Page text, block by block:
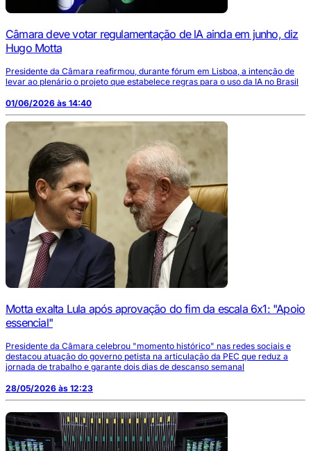
Câmara deve votar regulamentação de lA ainda em junho, diz
Hugo Motta
Presidente da Câmara reafirmou, durante fórum em Lisboa, a intenção de
levar ao plenário o projeto que estabelece regras para o uso da IA no Brasil
01/06/2026 às 14:40
Motta exalta Lula após aprovação do fim da escala 6x1: "Apoio
essencial"
Presidente da Câmara celebrou "momento histórico" nas redes sociais e
destacou atuação do governo petista na articulação da PEC que reduz a
jornada de trabalho e garante dois dias de descanso semanal
28/05/2026 às 12:23